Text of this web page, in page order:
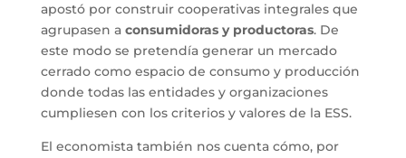
apostó por construir cooperativas integrales que
agrupasen a consumidoras y productoras. De
este modo se pretendía generar un mercado
cerrado como espacio de consumo y producción
donde todas las entidades y organizaciones
cumpliesen con los criterios y valores de la ESS.
El economista también nos cuenta cómo, por